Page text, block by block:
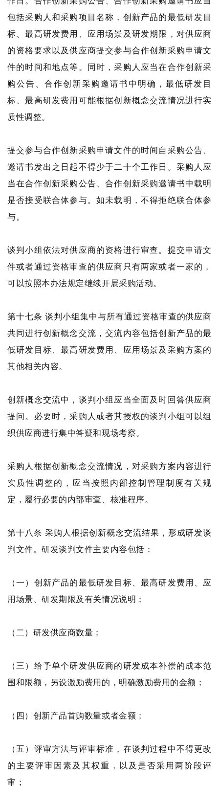
包括采购人和采购项目名称，创新产品的最低研发目
标、最高研发费用、应用场景及研发期限，对供应商
的资格要求以及供应商提交参与合作创新采购申请文
件的时间和地点等。同时，采购人应当在合作创新采
购公告、合作创新采购邀请书中明确，最低研发目
标、最高研发费用可能根据创新概念交流情况进行实
质性调整。
提交参与合作创新采购申请文件的时间自采购公告、
邀请书发出之日起不得少于二十个工作日。采购人应
当在合作创新采购公告、合作创新采购邀请书中载明
是否接受联合体参与。如未载明，不得拒绝联合体参
与。
谈判小组依法对供应商的资格进行审查。提交申请文
件或者通过资格审查的供应商只有两家或者一家的，
可以按照本办法规定继续开展采购活动。
第十七条 谈判小组集中与所有通过资格审查的供应商
共同进行创新概念交流，交流内容包括创新产品的最
低研发目标、最高研发费用、应用场景及采购方案的
其他相关内容。
创新概念交流中，谈判小组应当全面及时回答供应商
提问。必要时，采购人或者其授权的谈判小组可以组
织供应商进行集中答疑和现场考察。
采购人根据创新概念交流情况，对采购方案内容进行
实质性调整的，应当按照内部控制管理制度有关规
定，履行必要的内部审查、核准程序。
第十八条 采购人根据创新概念交流结果，形成研发谈
判文件。研发谈判文件主要内容包括：
（一）创新产品的最低研发目标、最高研发费用、应
用场景、研发期限及有关情况说明；
（二）研发供应商数量；
（三）给予单个研发供应商的研发成本补偿的成本范
围和限额，另设激励费用的，明确激励费用的金额；
（四）创新产品首购数量或者金额；
（五）评审方法与评审标准，在谈判过程中不得更改
的主要评审因素及其权重，以及是否采用两阶段评
审；